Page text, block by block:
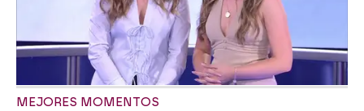
MEJORES MOMENTOS